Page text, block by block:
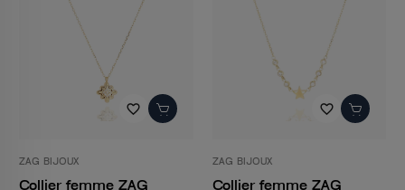
favorite_border
ZAG BIJOUX
Collier femme ZAG
favorite_border
ZAG BIJOUX
Collier femme ZAG